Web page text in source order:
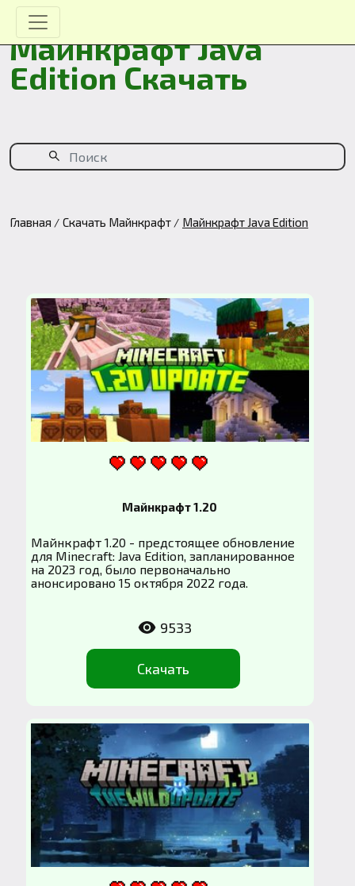
Майнкрафт Java
Edition Скачать
Главная Скачать Майнкрафт Майнкрафт Java Edition
Майнкрафт 1.20
Майнкрафт 1.20 - предстоящее обновление
для Minecraft: Java Edition, запланированное
на 2023 год, было первоначально
анонсировано 15 октября 2022 года.
Скачать
9533